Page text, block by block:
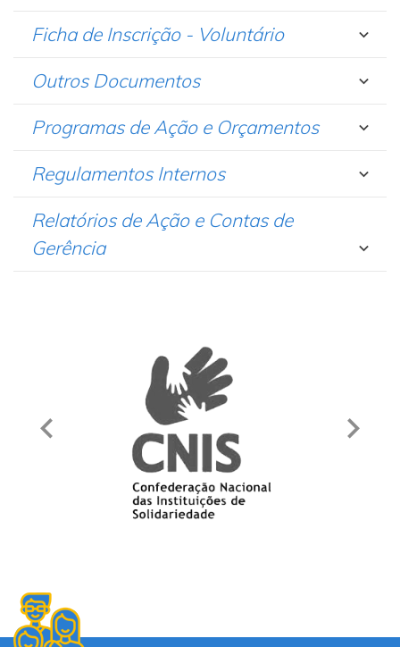
Ficha de Inscrição - Voluntário
Outros Documentos
Programas de Ação e Orçamentos
Regulamentos Internos
Relatórios de Ação e Contas de
Gerência